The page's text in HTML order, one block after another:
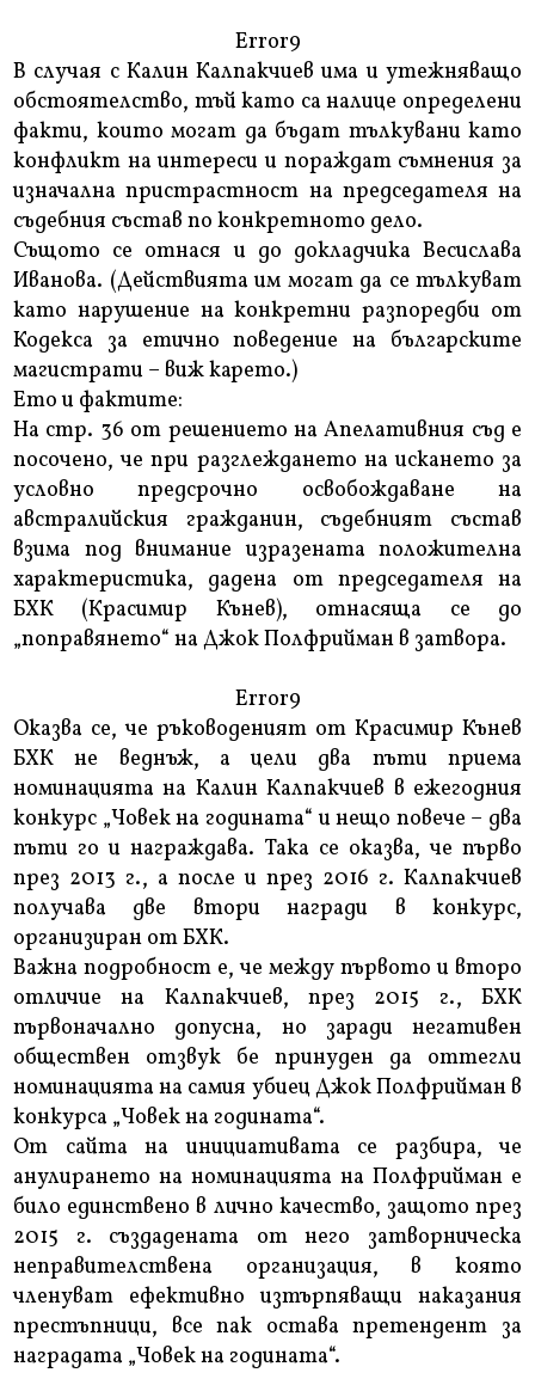
Error9
В случая с Калин Калпакчиев има и утежняващо
обстоятелство, тъй като са налице определени
факти, които могат да бъдат тълкувани като
конфликт на интереси и пораждат съмнения за
изначална пристрастност на председателя на
съдебния състав по конкретното дело.
Същото се отнася и до докладчика Весислава
Иванова. (Действията им могат да се тълкуват
като нарушение на конкретни разпоредби от
Кодекса за етично поведение на българските
магистрати – виж карето.)
Ето и фактите:
На стр. 36 от решението на Апелативния съд е
посочено, че при разглеждането на искането за
условно предсрочно освобождаване на
австралийския гражданин, съдебният състав
взима под внимание изразената положителна
характеристика, дадена от председателя на
БХК (Красимир Кънев), отнасяща се до
„поправянето“ на Джок Полфрийман в затвора.
Error9
Оказва се, че ръководеният от Красимир Кънев
БХК не веднъж, а цели два пъти приема
номинацията на Калин Калпакчиев в ежегодния
конкурс „Човек на годината“ и нещо повече – два
пъти го и награждава. Така се оказва, че първо
през 2013 г., а после и през 2016 г. Калпакчиев
получава две втори награди в конкурс,
организиран от БХК.
Важна подробност е, че между първото и второ
отличие на Калпакчиев, през 2015 г., БХК
първоначално допусна, но заради негативен
обществен отзвук бе принуден да оттегли
номинацията на самия убиец Джок Полфрийман в
конкурса „Човек на годината“.
От сайта на инициативата се разбира, че
анулирането на номинацията на Полфрийман е
било единствено в лично качество, защото през
2015 г. създадената от него затворническа
неправителствена организация, в която
членуват ефективно изтърпяващи наказания
престъпници, все пак остава претендент за
наградата „Човек на годината“.